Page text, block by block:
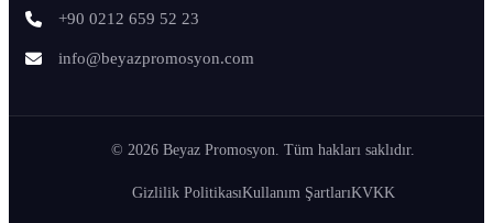
+90 0212 659 52 23
info@beyazpromosyon.com
© 2026 Beyaz Promosyon. Tüm hakları saklıdır.
Gizlilik PolitikasıKullanım ŞartlarıKVKK